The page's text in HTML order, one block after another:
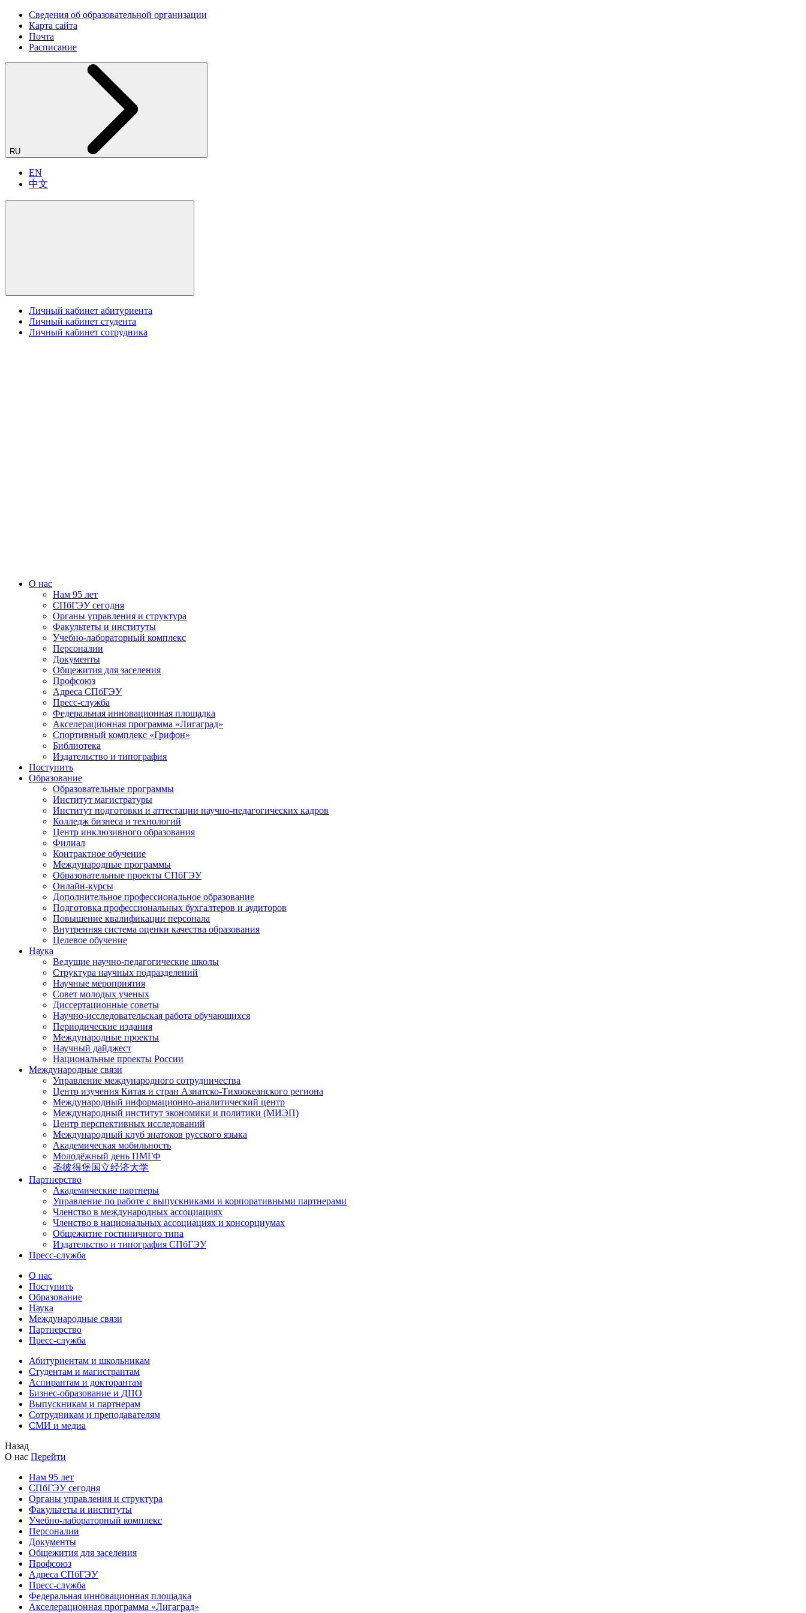
Сведения об образовательной организации
Карта сайта
Почта
Расписание
RU
EN
中文
Личный кабинет абитуриента
Личный кабинет студента
Личный кабинет сотрудника
О нас
Нам 95 лет
СПбГЭУ сегодня
Органы управления и структура
Факультеты и институты
Учебно-лабораторный комплекс
Персоналии
Документы
Общежития для заселения
Профсоюз
Адреса СПбГЭУ
Пресс-служба
Федеральная инновационная площадка
Акселерационная программа «Лигаград»­­
Спортивный комплекс «Грифон»
Библиотека
Издательство и типография
Поступить
Образование
Образовательные программы
Институт магистратуры
Институт подготовки и аттестации научно-педагогических кадров
Колледж бизнеса и технологий
Центр инклюзивного образования
Филиал
Контрактное обучение
Международные программы
Образовательные проекты СПбГЭУ
Онлайн-курсы
Дополнительное профессиональное образование
Подготовка профессиональных бухгалтеров и аудиторов
Повышение квалификации персонала
Внутренняя система оценки качества образования
Целевое обучение
Наука
Ведущие научно-педагогические школы
Структура научных подразделений
Научные мероприятия
Совет молодых ученых
Диссертационные советы
Научно-исследовательская работа обучающихся
Периодические издания
Международные проекты
Научный дайджест
Национальные проекты России
Международные связи
Управление международного сотрудничества
Центр изучения Китая и стран Азиатско-Тихоокеанского региона
Международный информационно-аналитический центр
Международный институт экономики и политики (МИЭП)
Центр перспективных исследований
Международный клуб знатоков русского языка
Академическая мобильность
Молодёжный день ПМГФ
圣彼得堡国立经济大学
Партнерство
Академические партнеры
Управление по работе с выпускниками и корпоративными партнерами
Членство в международных ассоциациях
Членство в национальных ассоциациях и консорциумах
Общежитие гостиничного типа
Издательство и типография СПбГЭУ
Пресс-служба
О нас
Поступить
Образование
Наука
Международные связи
Партнерство
Пресс-служба
Абитуриентам и школьникам
Студентам и магистрантам
Аспирантам и докторантам
Бизнес-образование и ДПО
Выпускникам и партнерам
Сотрудникам и преподавателям
СМИ и медиа
Назад
О нас Перейти
Нам 95 лет
СПбГЭУ сегодня
Органы управления и структура
Факультеты и институты
Учебно-лабораторный комплекс
Персоналии
Документы
Общежития для заселения
Профсоюз
Адреса СПбГЭУ
Пресс-служба
Федеральная инновационная площадка
Акселерационная программа «Лигаград»­­